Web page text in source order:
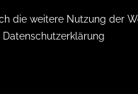
die weitere Nutzung der
Datenschutzerklärung